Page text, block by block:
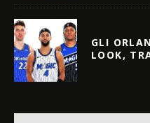
GLI
LOOK,